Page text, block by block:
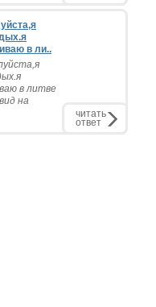
в ли..
в литве
на
читать
ответ